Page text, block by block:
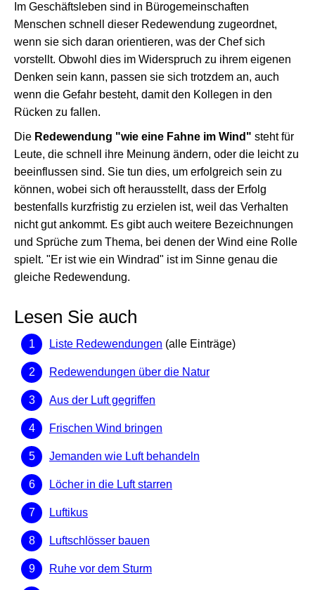
Im Geschäftsleben sind in Bürogemeinschaften
Menschen schnell dieser Redewendung zugeordnet,
wenn sie sich daran orientieren, was der Chef sich
vorstellt. Obwohl dies im Widerspruch zu ihrem eigenen
Denken sein kann, passen sie sich trotzdem an, auch
wenn die Gefahr besteht, damit den Kollegen in den
Rücken zu fallen.
Die Redewendung "wie eine Fahne im Wind" steht für
Leute, die schnell ihre Meinung ändern, oder die leicht zu
beeinflussen sind. Sie tun dies, um erfolgreich sein zu
können, wobei sich oft herausstellt, dass der Erfolg
bestenfalls kurzfristig zu erzielen ist, weil das Verhalten
nicht gut ankommt. Es gibt auch weitere Bezeichnungen
und Sprüche zum Thema, bei denen der Wind eine Rolle
spielt. "Er ist wie ein Windrad" ist im Sinne genau die
gleiche Redewendung.
Lesen Sie auch
Liste Redewendungen (alle Einträge)
Redewendungen über die Natur
Aus der Luft gegriffen
Frischen Wind bringen
Jemanden wie Luft behandeln
Löcher in die Luft starren
Luftikus
Luftschlösser bauen
Ruhe vor dem Sturm